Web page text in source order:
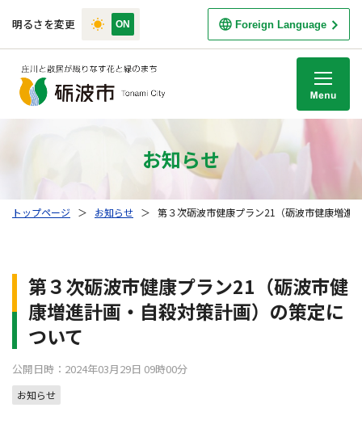
明るさを変更 Foreign Language
お知らせ
トップページ ＞ お知らせ ＞ 第３次砺波市健康プラン21（砺波市健康増進
第３次砺波市健康プラン21（砺波市健
康増進計画・自殺対策計画）の策定に
ついて
公開日時：2024年03月29日 09時00分
お知らせ